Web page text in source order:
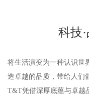
科技
将生活演变为一种认识世
造卓越的品质，带给人们
T&T凭借深厚底蕴与卓越